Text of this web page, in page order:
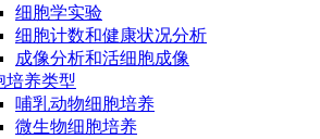
细胞学实验
细胞计数和健康状况分析
成像分析和活细胞成像
培养类型
哺乳动物细胞培养
微生物细胞培养